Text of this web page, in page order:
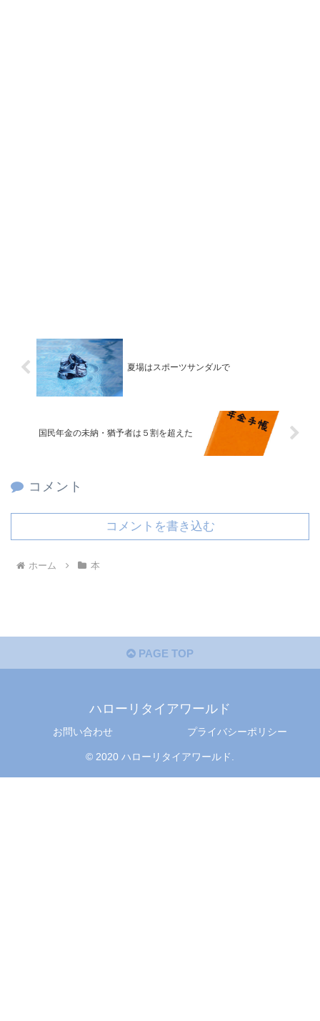
夏場はスポーツサンダルで
国民年金の未納・猶予者は５割を超えた
コメント
コメントを書き込む
ホーム 本
PAGE TOP
ハローリタイアワールド
お問い合わせ プライバシーポリシー
© 2020 ハローリタイアワールド.